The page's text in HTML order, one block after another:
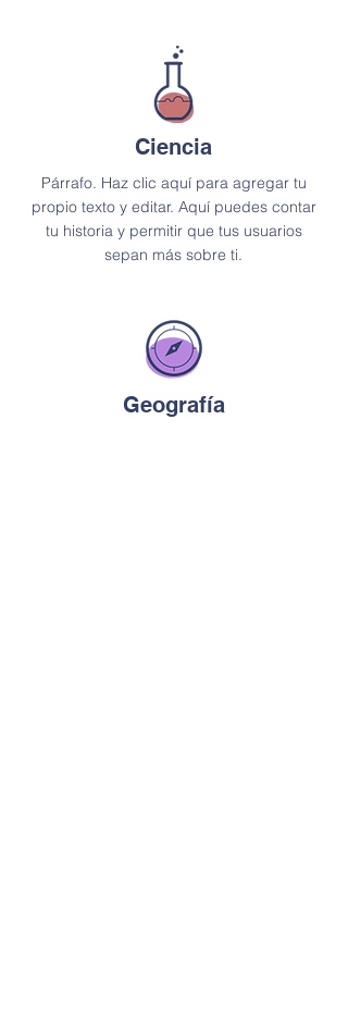
Ciencia
Párrafo. Haz clic aquí para agregar tu
propio texto y editar. Aquí puedes contar
tu historia y permitir que tus usuarios
sepan más sobre ti.
Geografía